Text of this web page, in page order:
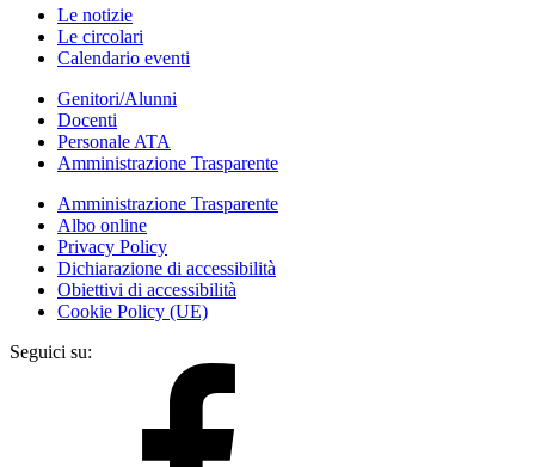
Le notizie
Le circolari
Calendario eventi
Genitori/Alunni
Docenti
Personale ATA
Amministrazione Trasparente
Amministrazione Trasparente
Albo online
Privacy Policy
Dichiarazione di accessibilità
Obiettivi di accessibilità
Cookie Policy (UE)
Seguici su: